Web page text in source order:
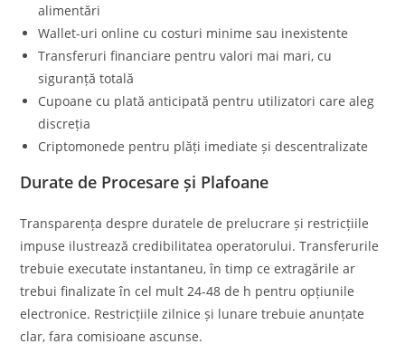
alimentări
Wallet-uri online cu costuri minime sau inexistente
Transferuri financiare pentru valori mai mari, cu
siguranță totală
Cupoane cu plată anticipată pentru utilizatori care aleg
discreția
Criptomonede pentru plăți imediate și descentralizate
Durate de Procesare și Plafoane
Transparența despre duratele de prelucrare și restricțiile
impuse ilustrează credibilitatea operatorului. Transferurile
trebuie executate instantaneu, în timp ce extragările ar
trebui finalizate în cel mult 24-48 de h pentru opțiunile
electronice. Restricțiile zilnice și lunare trebuie anunțate
clar, fara comisioane ascunse.